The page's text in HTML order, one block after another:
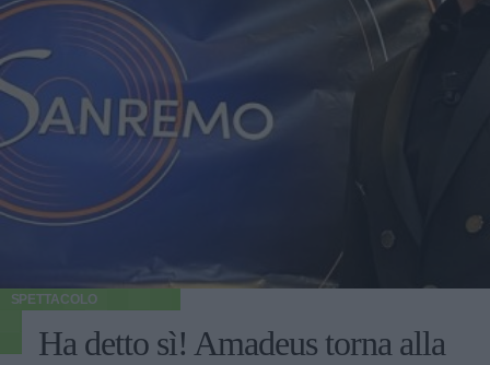
SPETTACOLO
Ha detto sì! Amadeus torna alla